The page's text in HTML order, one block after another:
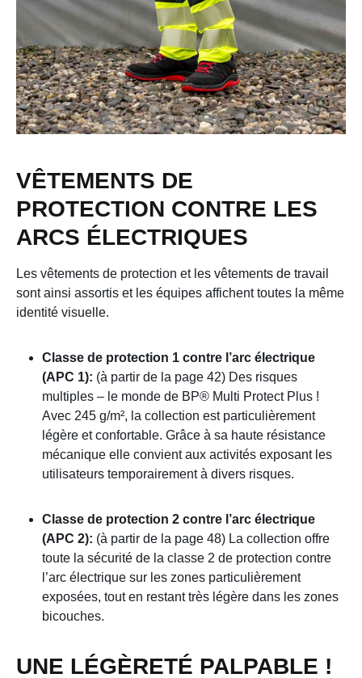
VÊTEMENTS DE
PROTECTION CONTRE LES
ARCS ÉLECTRIQUES
Les vêtements de protection et les vêtements de travail
sont ainsi assortis et les équipes affichent toutes la même
identité visuelle.
Classe de protection 1 contre l’arc électrique
(APC 1): (à partir de la page 42) Des risques
multiples – le monde de BP® Multi Protect Plus !
Avec 245 g/m², la collection est particulièrement
légère et confortable. Grâce à sa haute résistance
mécanique elle convient aux activités exposant les
utilisateurs temporairement à divers risques.
Classe de protection 2 contre l’arc électrique
(APC 2): (à partir de la page 48) La collection offre
toute la sécurité de la classe 2 de protection contre
l’arc électrique sur les zones particulièrement
exposées, tout en restant très légère dans les zones
bicouches.
UNE LÉGÈRETÉ PALPABLE !